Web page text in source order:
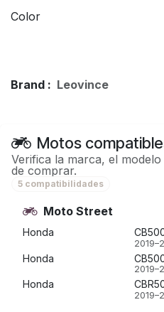
Color
Brand : Leovince
Motos
Verifica la marca, el
de comprar.
5 compatibilidades
Moto Street
Honda
Honda
Honda